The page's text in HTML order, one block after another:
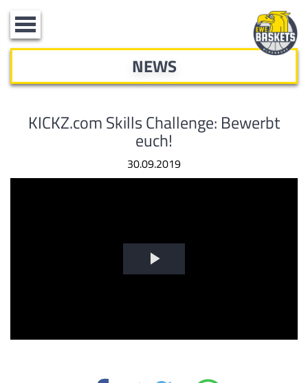
Toggle
navigation
NEWS
KICKZ.com Skills Challenge: Bewerbt
euch!
30.09.2019
Video